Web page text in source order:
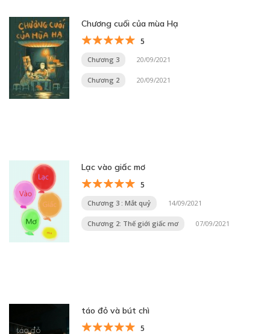
Chương cuối của mùa Hạ
5
Chương 3 20/09/2021
Chương 2 20/09/2021
Lạc vào giấc mơ
5
Chương 3 : Mắt quỷ 14/09/2021
Chương 2: Thế giới giấc mơ 07/09/2021
táo đỏ và bút chì
5